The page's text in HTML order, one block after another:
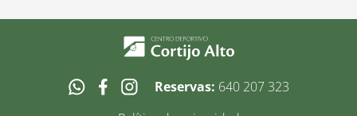
Reservas: 640 207 323